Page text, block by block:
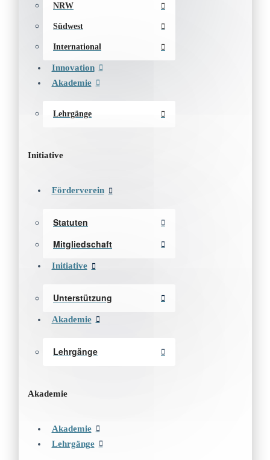
NRW
Südwest
International
Innovation
Akademie
Lehrgänge
Initiative
Förderverein
Statuten
Mitgliedschaft
Initiative
Unterstützung
Akademie
Lehrgänge
Akademie
Akademie
Lehrgänge